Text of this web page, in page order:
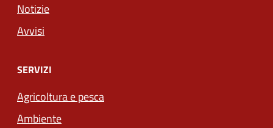
Notizie
Avvisi
SERVIZI
Agricoltura e pesca
Ambiente